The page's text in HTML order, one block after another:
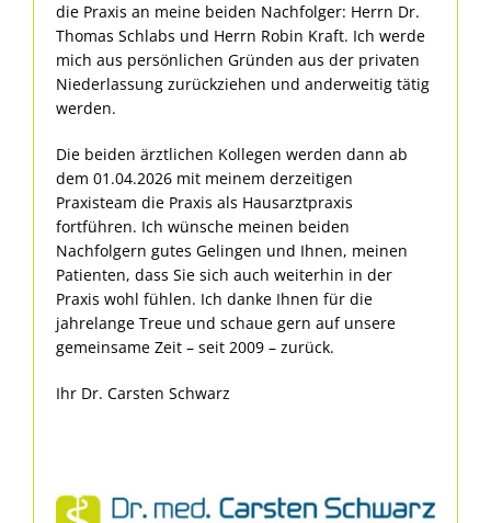
die Praxis an meine beiden Nachfolger: Herrn Dr.
Thomas Schlabs und Herrn Robin Kraft. Ich werde
mich aus persönlichen Gründen aus der privaten
Niederlassung zurückziehen und anderweitig tätig
werden.
Die beiden ärztlichen Kollegen werden dann ab
dem 01.04.2026 mit meinem derzeitigen
Praxisteam die Praxis als Hausarztpraxis
fortführen. Ich wünsche meinen beiden
Nachfolgern gutes Gelingen und Ihnen, meinen
Patienten, dass Sie sich auch weiterhin in der
Praxis wohl fühlen. Ich danke Ihnen für die
jahrelange Treue und schaue gern auf unsere
gemeinsame Zeit – seit 2009 – zurück.
Ihr Dr. Carsten Schwarz